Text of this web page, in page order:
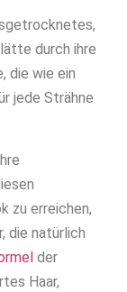
durch ihre
die wie ein
jede Strähne
zu erreichen,
die natürlich
der
Haar,